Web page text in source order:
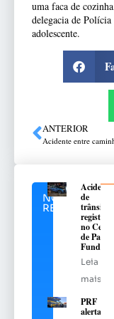
uma faca de
delegacia de
adolescente.
ANTERIOR
NOTÍCIAS
Acidente
de
trânsito
registrado
no Centro
de Passo
Fundo
Leia
mais
PRF
alerta